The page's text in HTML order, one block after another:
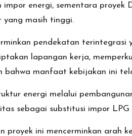
energi, sementara
yang masih tinggi.
pendekatan
lapangan kerja,
bahwa manfaat kebijakan ini
energi melalui
sebagai substitusi impor
proyek ini mencerminkan arah